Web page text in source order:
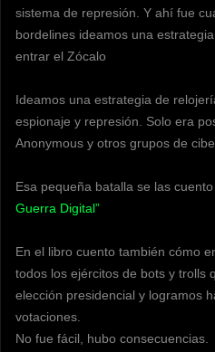
sistema de represión. Y ahí fue
bordelines ideamos una
entrar el Zócalo
Ideamos una estrategia de
espionaje y represión. Solo era
Anonymous y otros grupos de
Esa pequeña batalla se las
Guerra Digital”
En el libro cuento también cómo
todos los ejércitos de bots y trolls
elección presidencial y logramos
votaciones.
No fue fácil, hubo consecuencias.